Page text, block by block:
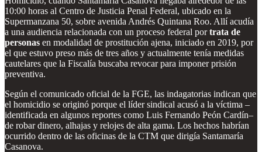
10:00 horas al Centro de Justicia Penal Federal, ubicado en la
Supermanzana 50, sobre avenida Andrés Quintana Roo. Allí acudía
a una audiencia relacionada con un proceso federal portrata de
personas en modalidad de prostitución ajena, iniciado en 2019, por
el que estuvo preso más de tres años y actualmente tenía medidas
cautelares que la Fiscalía buscaba revocar para imponer prisión
preventiva.
Según el comunicado oficial de la FGE, las indagatorias indican que
el homicidio se originó porque el líder sindical acusó a la víctima –
identificada en algunos reportes como Luis Fernando Peón Cardín–
de robar dinero, alhajas y relojes de alta gama. Los hechos habrían
ocurrido dentro de las oficinas de la CTM que dirigía Santamaría
Casanova.